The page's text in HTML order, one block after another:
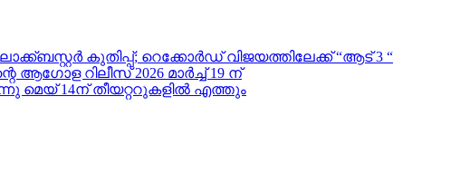
കുതിപ്പ്; റെക്കോർഡ് വിജയത്തിലേക്ക് “ആട് 3 “
റിലീസ് 2026 മാർച്ച് 19 ന്
മെയ് 14ന് തീയറ്ററുകളിൽ എത്തും